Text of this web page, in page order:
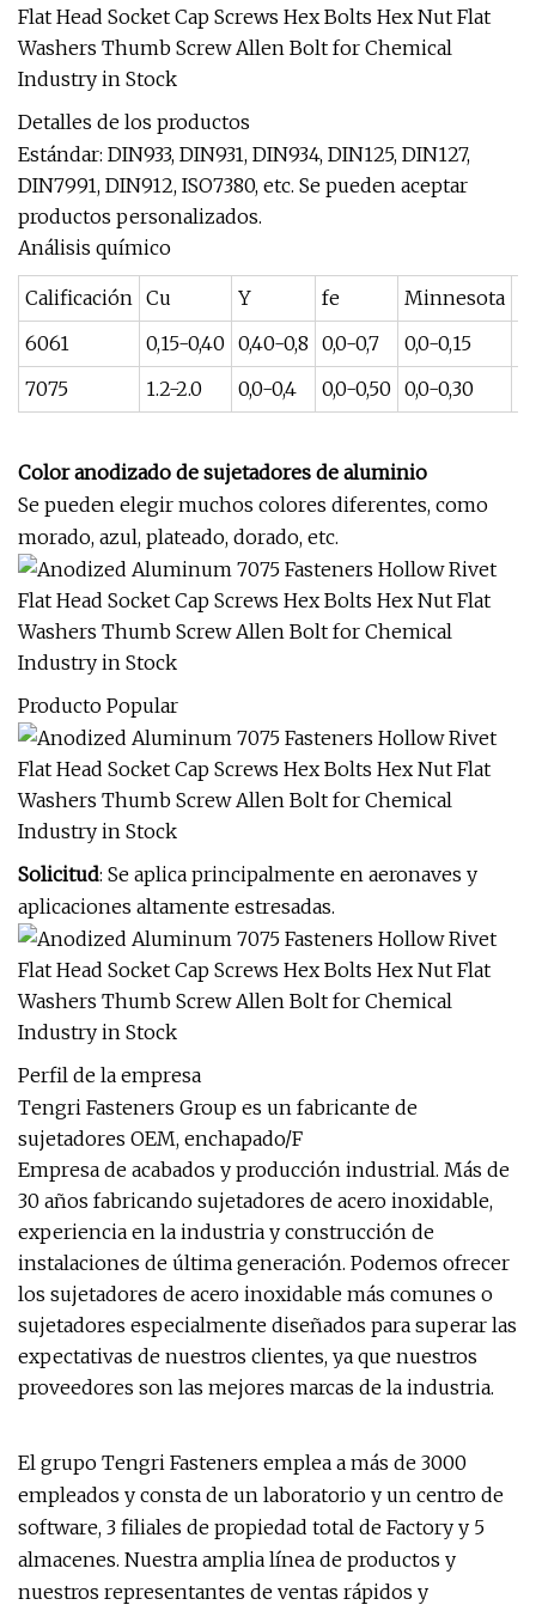
Detalles de los productos
Estándar: DIN933, DIN931, DIN934, DIN125, DIN127,
DIN7991, DIN912, ISO7380, etc. Se pueden aceptar
productos personalizados.
Análisis químico
Calificación Cu Y fe Minnesota
6061
0,15-0,40 0,40-0,8 0,0-0,7 0,0-0,15
7075
1.2-2.0 0,0-0,4 0,0-0,50 0,0-0,30
Color anodizado de sujetadores de aluminio
Se pueden elegir muchos colores diferentes, como
morado, azul, plateado, dorado, etc.
Producto Popular
Solicitud: Se aplica principalmente en aeronaves y
aplicaciones altamente estresadas.
Perfil de la empresa
Tengri Fasteners Group es un fabricante de
sujetadores OEM, enchapado/F
Empresa de acabados y producción industrial. Más de
30 años fabricando sujetadores de acero inoxidable,
experiencia en la industria y construcción de
instalaciones de última generación. Podemos ofrecer
los sujetadores de acero inoxidable más comunes o
sujetadores especialmente diseñados para superar las
expectativas de nuestros clientes, ya que nuestros
proveedores son las mejores marcas de la industria.
El grupo Tengri Fasteners emplea a más de 3000
empleados y consta de un laboratorio y un centro de
software, 3 filiales de propiedad total de Factory y 5
almacenes. Nuestra amplia línea de productos y
nuestros representantes de ventas rápidos y